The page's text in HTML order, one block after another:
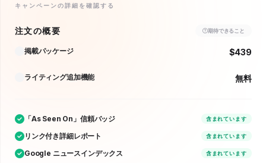
キャンペーンの詳細を確認する
注文の概要 期待できること
掲載パッケージ $439
ライティング追加機能 無料
「As Seen On」信頼バッジ 含まれています
リンク付き詳細レポート 含まれています
Google ニュースインデックス 含まれています